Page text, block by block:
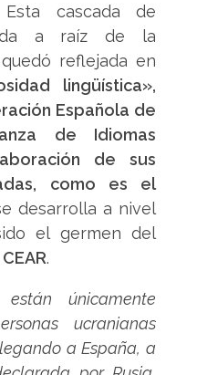
cascada de
a raíz de la
reflejada en
lingüística»,
Española de
de Idiomas
de sus
como es el
desarrolla a nivel
el germen del
CEAR.
únicamente
ucranianas
a España, a